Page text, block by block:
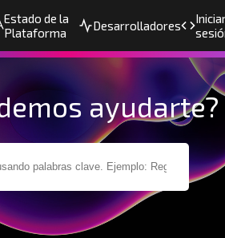
Estado de la
Plataforma
Desarrolladores
ayudarte?